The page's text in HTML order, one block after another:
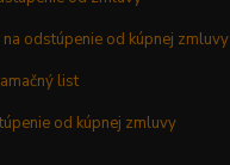
odstúpenie od kúpnej zmluvy
list
od kúpnej zmluvy